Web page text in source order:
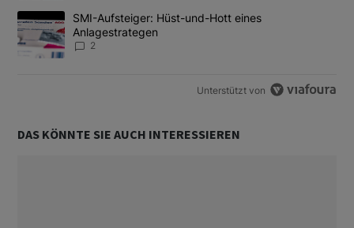
Ein Trendartikel mit dem Titel "SMI-Aufsteiger: Hüst-und-Hott
SMI-Aufsteiger: Hüst-und-Hott eines
Anlagestrategen
2
Unterstützt von
DAS KÖNNTE SIE AUCH INTERESSIEREN